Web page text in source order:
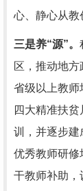
心、静心从教
三是养“源”。
区，推动地
省级以上教师
四大精准扶
训，并逐步建
优秀教师研修
干教师补助，